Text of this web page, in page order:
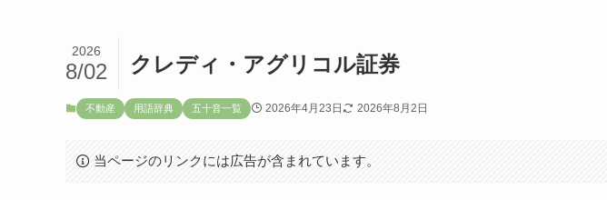
クレディ・アグリコル証券
2026
8/02
不動産 用語辞典 五十音一覧 2026年4月23日 2026年8月2日
当ページのリンクには広告が含まれています。